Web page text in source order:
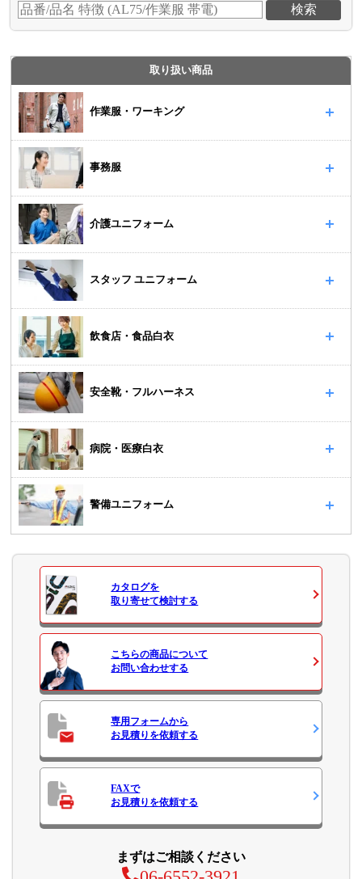
取り扱い商品
作業服・ワーキング
事務服
介護ユニフォーム
スタッフ ユニフォーム
飲食店・食品白衣
安全靴・フルハーネス
病院・医療白衣
警備ユニフォーム
カタログを
取り寄せて検討する
こちらの商品について
お問い合わせする
専用フォームから
お見積り を依頼する
FAXで
お見積り を依頼する
まずはご相談ください